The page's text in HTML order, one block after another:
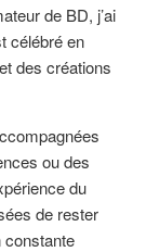
de BD, j’ai
célébré en
des créations
ou des
du
de rester
constante